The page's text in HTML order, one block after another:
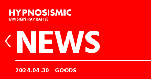
NEWS
2024.04.30 GOODS